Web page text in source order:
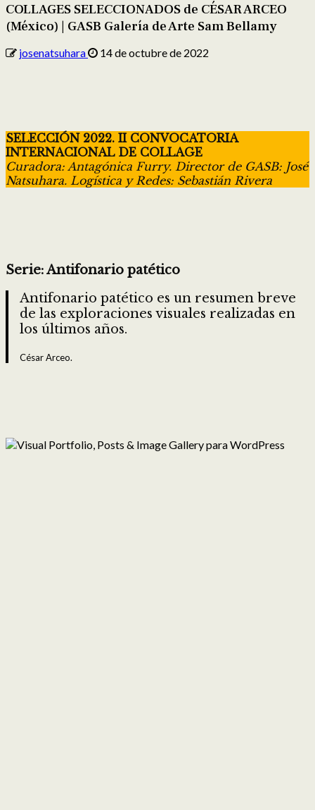
COLLAGES SELECCIONADOS de CÉSAR ARCEO
(México) | GASB Galería de Arte Sam Bellamy
josenatsuhara 14 de octubre de 2022
SELECCIÓN 2022. II CONVOCATORIA
INTERNACIONAL DE COLLAGE
Curadora: Antagónica Furry. Director de GASB: José
Natsuhara. Logística y Redes: Sebastián Rivera
Serie: Antifonario patético
Antifonario patético es un resumen breve
de las exploraciones visuales realizadas en
los últimos años.
César Arceo.